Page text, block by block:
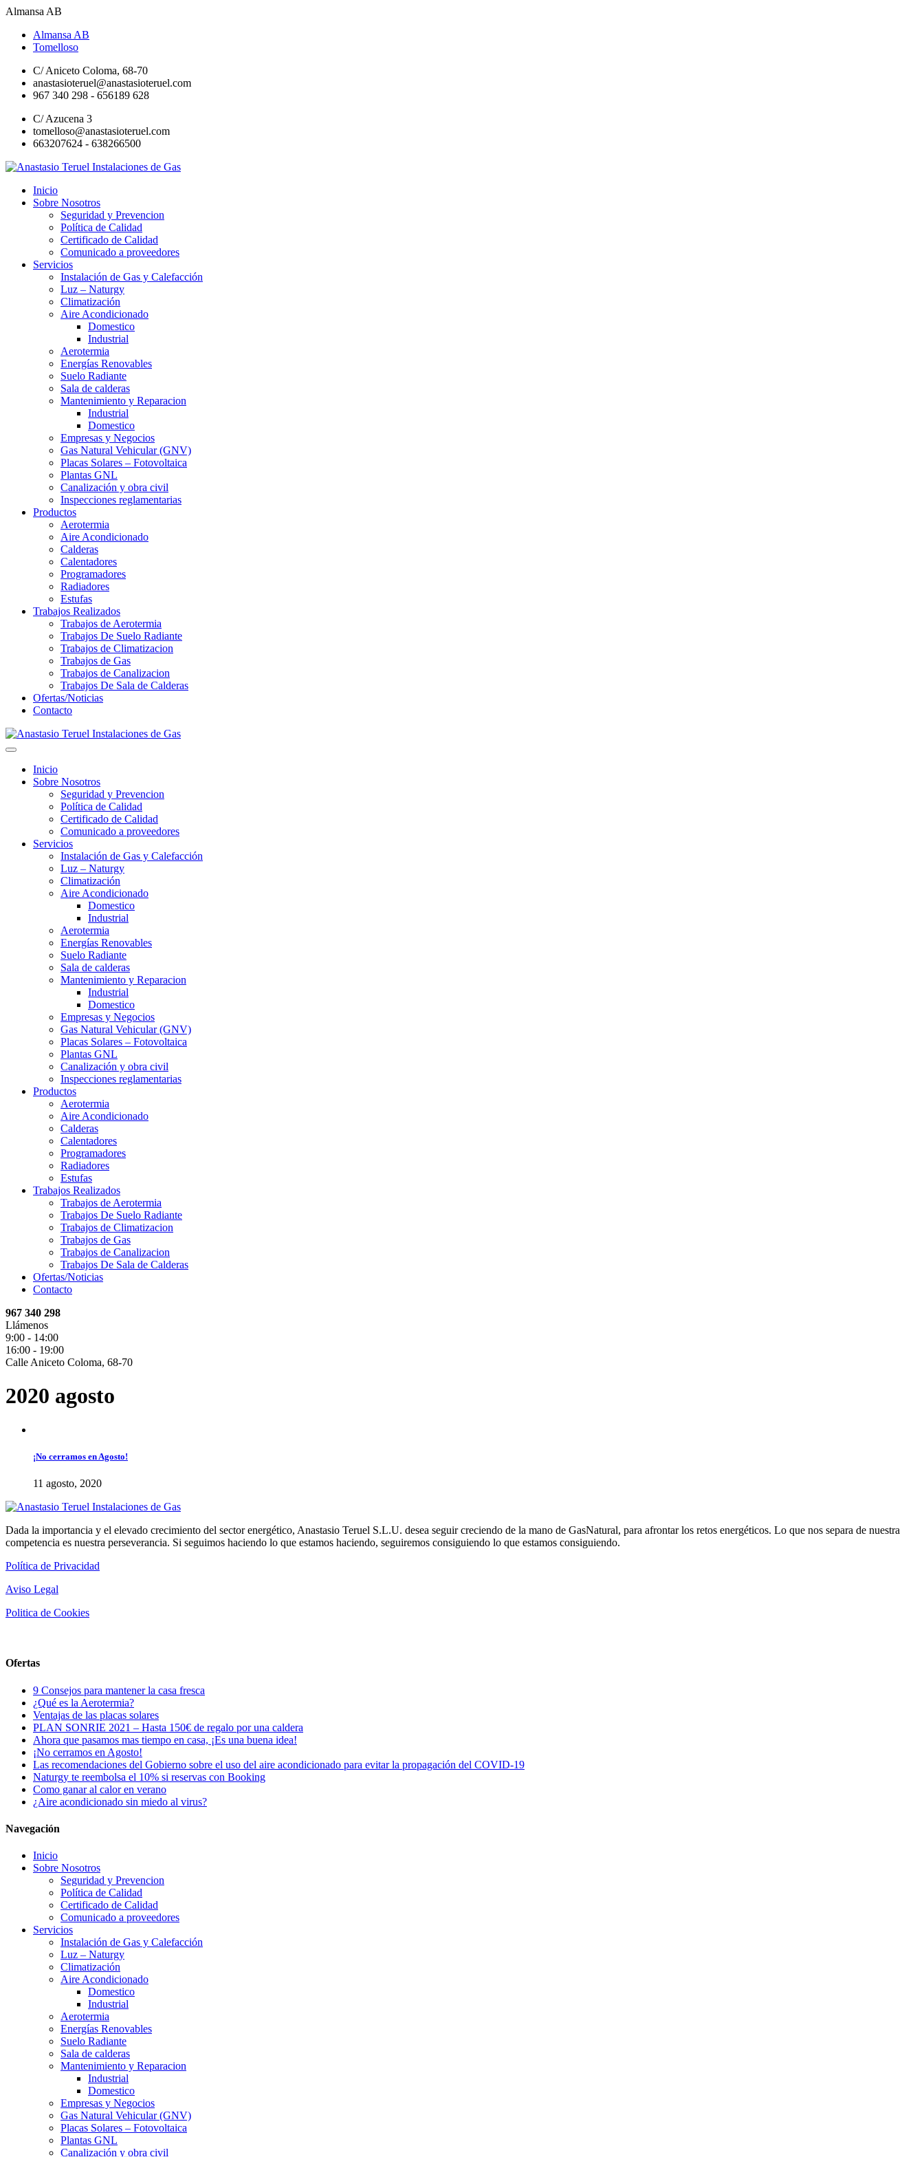
Almansa AB
Almansa AB
Tomelloso
C/ Aniceto Coloma, 68-70
anastasioteruel@anastasioteruel.com
967 340 298 - 656189 628
C/ Azucena 3
tomelloso@anastasioteruel.com
663207624 - 638266500
Inicio
Sobre Nosotros
Seguridad y Prevencion
Política de Calidad
Certificado de Calidad
Comunicado a proveedores
Servicios
Instalación de Gas y Calefacción
Luz – Naturgy
Climatización
Aire Acondicionado
Domestico
Industrial
Aerotermia
Energías Renovables
Suelo Radiante
Sala de calderas
Mantenimiento y Reparacion
Industrial
Domestico
Empresas y Negocios
Gas Natural Vehicular (GNV)
Placas Solares – Fotovoltaica
Plantas GNL
Canalización y obra civil
Inspecciones reglamentarias
Productos
Aerotermia
Aire Acondicionado
Calderas
Calentadores
Programadores
Radiadores
Estufas
Trabajos Realizados
Trabajos de Aerotermia
Trabajos De Suelo Radiante
Trabajos de Climatizacion
Trabajos de Gas
Trabajos de Canalizacion
Trabajos De Sala de Calderas
Ofertas/Noticias
Contacto
Inicio
Sobre Nosotros
Seguridad y Prevencion
Política de Calidad
Certificado de Calidad
Comunicado a proveedores
Servicios
Instalación de Gas y Calefacción
Luz – Naturgy
Climatización
Aire Acondicionado
Domestico
Industrial
Aerotermia
Energías Renovables
Suelo Radiante
Sala de calderas
Mantenimiento y Reparacion
Industrial
Domestico
Empresas y Negocios
Gas Natural Vehicular (GNV)
Placas Solares – Fotovoltaica
Plantas GNL
Canalización y obra civil
Inspecciones reglamentarias
Productos
Aerotermia
Aire Acondicionado
Calderas
Calentadores
Programadores
Radiadores
Estufas
Trabajos Realizados
Trabajos de Aerotermia
Trabajos De Suelo Radiante
Trabajos de Climatizacion
Trabajos de Gas
Trabajos de Canalizacion
Trabajos De Sala de Calderas
Ofertas/Noticias
Contacto
967 340 298
Llámenos
9:00 - 14:00
16:00 - 19:00
Calle Aniceto Coloma, 68-70
2020 agosto
¡No cerramos en Agosto!
11 agosto, 2020
Dada la importancia y el elevado crecimiento del sector energético, Anastasio Teruel S.L.U. desea seguir creciendo de la mano de GasNatural, para afrontar los retos energéticos. Lo que nos separa de nuestra
competencia es nuestra perseverancia. Si seguimos haciendo lo que estamos haciendo, seguiremos consiguiendo lo que estamos consiguiendo.
Política de Privacidad
Aviso Legal
Politica de Cookies
Ofertas
9 Consejos para mantener la casa fresca
¿Qué es la Aerotermia?
Ventajas de las placas solares
PLAN SONRIE 2021 – Hasta 150€ de regalo por una caldera
Ahora que pasamos mas tiempo en casa, ¡Es una buena idea!
¡No cerramos en Agosto!
Las recomendaciones del Gobierno sobre el uso del aire acondicionado para evitar la propagación del COVID-19
Naturgy te reembolsa el 10% si reservas con Booking
Como ganar al calor en verano
¿Aire acondicionado sin miedo al virus?
Navegación
Inicio
Sobre Nosotros
Seguridad y Prevencion
Política de Calidad
Certificado de Calidad
Comunicado a proveedores
Servicios
Instalación de Gas y Calefacción
Luz – Naturgy
Climatización
Aire Acondicionado
Domestico
Industrial
Aerotermia
Energías Renovables
Suelo Radiante
Sala de calderas
Mantenimiento y Reparacion
Industrial
Domestico
Empresas y Negocios
Gas Natural Vehicular (GNV)
Placas Solares – Fotovoltaica
Plantas GNL
Canalización y obra civil